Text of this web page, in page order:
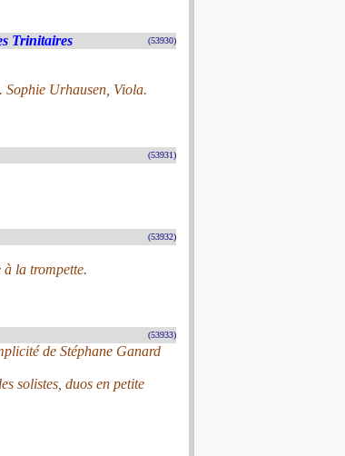
Trinitaires (53930)
Urhausen, Viola.
(53931)
(53932)
la trompette.
(53933)
de Stéphane Ganard
solistes, duos en petite